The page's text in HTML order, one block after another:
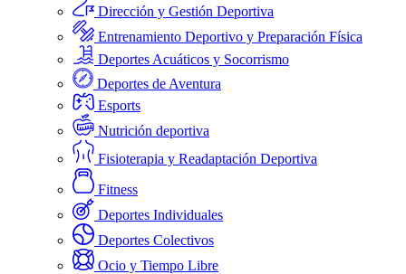
Dirección y Gestión Deportiva
Entrenamiento Deportivo y Preparación Física
Deportes Acuáticos y Socorrismo
Deportes de Aventura
Esports
Nutrición deportiva
Fisioterapia y Readaptación Deportiva
Fitness
Deportes Individuales
Deportes Colectivos
Ocio y Tiempo Libre